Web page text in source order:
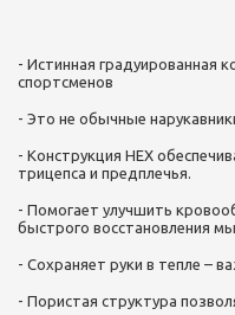
- Истинная градуированная
спортсменов
- Это не обычные
- Конструкция HEX
трицепса и предплечья.
- Помогает улучшить
быстрого восстановления
- Сохраняет руки в тепле –
- Пористая структура